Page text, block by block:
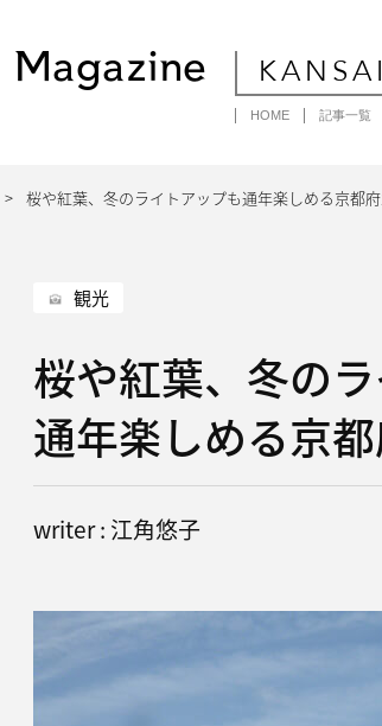
Magazine KANSAI
HOME 記事一覧
桜や紅葉、冬のライトアップも通年楽しめる京都
観光
桜や紅葉、冬の
通年楽しめる京
writer : 江角悠子